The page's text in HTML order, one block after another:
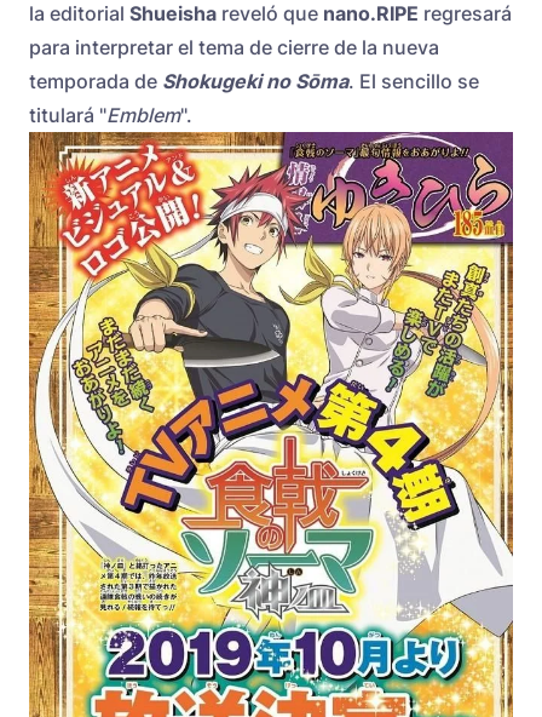
la editorial Shueisha reveló que nano.RIPE regresará
para interpretar el tema de cierre de la nueva
temporada de Shokugeki no Sōma. El sencillo se
titulará "Emblem".